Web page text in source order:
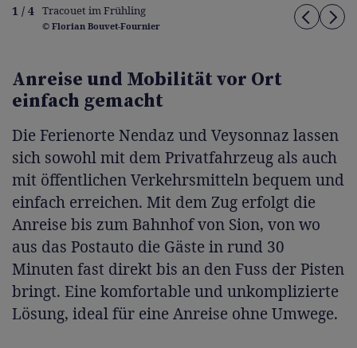
1 / 4 Tracouet im Frühling
© Florian Bouvet-Fournier
Anreise und Mobilität vor Ort
einfach gemacht
Die Ferienorte Nendaz und Veysonnaz lassen
sich sowohl mit dem Privatfahrzeug als auch
mit öffentlichen Verkehrsmitteln bequem und
einfach erreichen. Mit dem Zug erfolgt die
Anreise bis zum Bahnhof von Sion, von wo
aus das Postauto die Gäste in rund 30
Minuten fast direkt bis an den Fuss der Pisten
bringt. Eine komfortable und unkomplizierte
Lösung, ideal für eine Anreise ohne Umwege.